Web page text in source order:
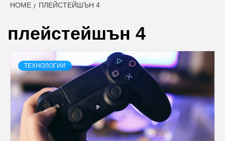
HOME ПЛЕЙСТЕЙШЪН 4
плейстейшън 4
ТЕХНОЛОГИИ